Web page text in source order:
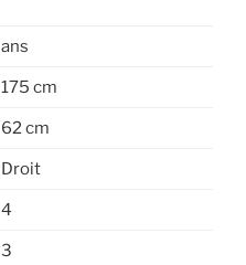
ans
175 cm
62 cm
Droit
4
3